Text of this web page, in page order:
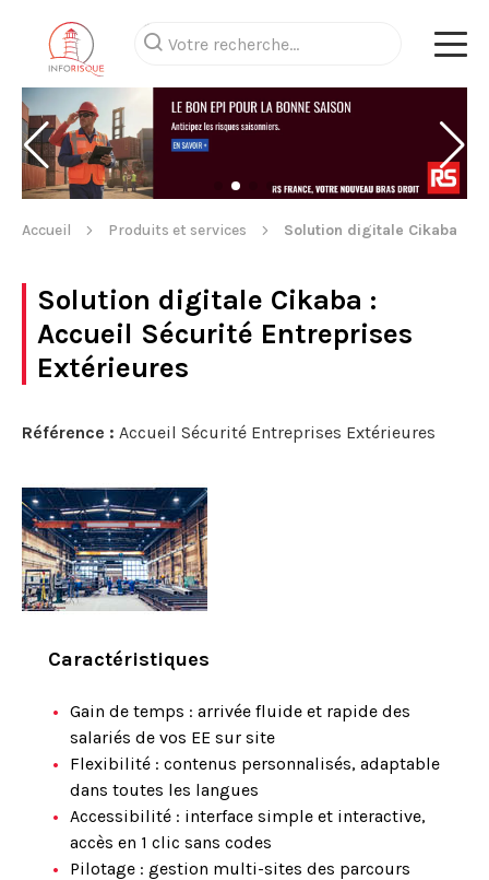
Accueil Produits et services Solution digitale Cikaba
Solution digitale Cikaba :
Accueil Sécurité Entreprises
Extérieures
Référence : Accueil Sécurité Entreprises Extérieures
Caractéristiques
Gain de temps : arrivée fluide et rapide des
salariés de vos EE sur site
Flexibilité : contenus personnalisés, adaptable
dans toutes les langues
Accessibilité : interface simple et interactive,
accès en 1 clic sans codes
Pilotage : gestion multi-sites des parcours